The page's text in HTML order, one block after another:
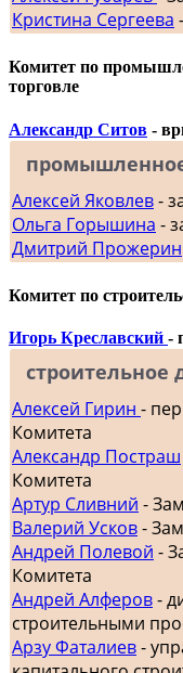
Кристина Сергеева
Комитет по
торговле
Александр Ситов -
Алексей Яковлев-
Ольга Горышина -
Дмитрий Прожерин
Комитет по
Игорь Креславский -
строительное
Алексей Гирин -
Комитета
Александр Постраш
Комитета
Артур Сливний -
Валерий Усков-
Андрей Полевой -
Комитета
Андрей Алферов-
строительными
Арзу Фаталиев-